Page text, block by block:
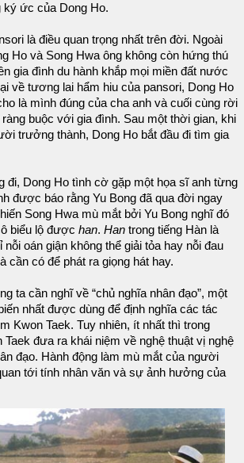
ký ức của Dong Ho.
là điều quan trọng nhất trên đời. Ngoài
Ho và Song Hwa ông không còn hứng thú
gia đình du hành khắp mọi miền đất nước
về tương lai hẩm hiu của pansori, Dong Ho
là mình đúng của cha anh và cuối cùng rời
buộc với gia đình. Sau một thời gian, khi
trưởng thành, Dong Ho bắt đầu đi tìm gia
đi, Dong Ho tình cờ gặp một họa sĩ anh từng
được báo rằng Yu Bong đã qua đời ngay
Song Hwa mù mắt bởi Yu Bong nghĩ đó
biểu lộ được han. Han trong tiếng Hàn là
nỗi oán giận không thể giải tỏa hay nỗi đau
cần có để phát ra giọng hát hay.
ta cần nghĩ về “chủ nghĩa nhân đạo”, một
nhất được dùng để định nghĩa các tác
Kwon Taek. Tuy nhiên, ít nhất thì trong
Taek đưa ra khái niệm về nghệ thuật vị nghệ
đạo. Hành động làm mù mắt của người
tới tính nhân văn và sự ảnh hưởng của